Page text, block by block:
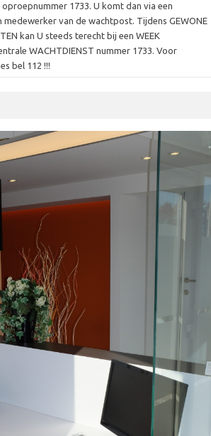
1733. U komt dan via een
medewerker van de wachtpost. Tijdens GEWONE
kan U steeds terecht bij een WEEK
WACHTDIENST nummer 1733. Voor
bel 112 !!!